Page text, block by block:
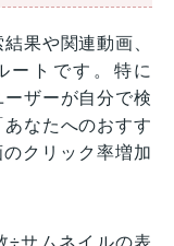
果や関連動画、
ートです。特に
ザーが自分で検
なたへのおすす
クリック率増加
÷サムネイルの表